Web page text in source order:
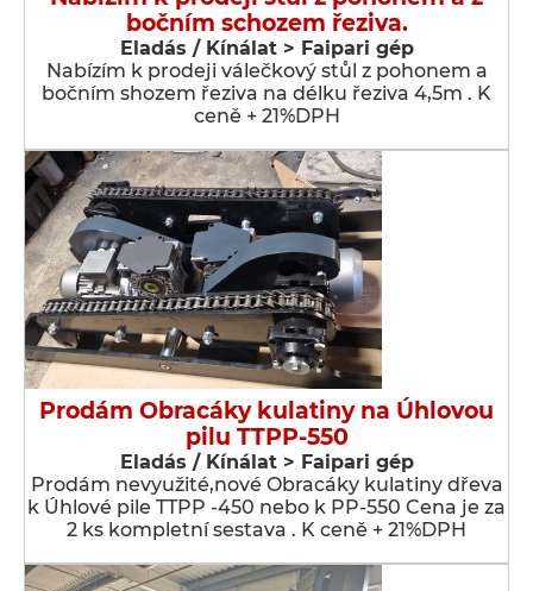
bočním schozem řeziva.
Eladás / Kínálat > Faipari gép
Nabízím k prodeji válečkový stůl z pohonem a
bočním shozem řeziva na délku řeziva 4,5m . K
ceně + 21%DPH
Prodám Obracáky kulatiny na Úhlovou
pilu TTPP-550
Eladás / Kínálat > Faipari gép
Prodám nevyužité,nové Obracáky kulatiny dřeva
k Úhlové pile TTPP -450 nebo k PP-550 Cena je za
2 ks kompletní sestava . K ceně + 21%DPH